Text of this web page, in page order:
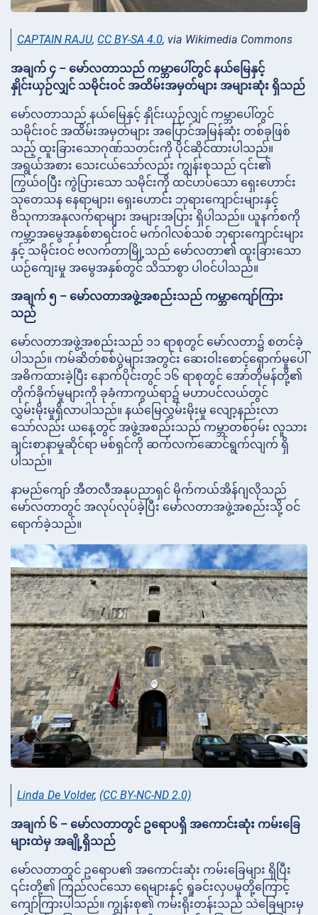
CAPTAIN RAJU, CC BY-SA 4.0, via Wikimedia Commons
အချက် ၄ – မော်လတာသည် ကမ္ဘာပေါ်တွင် နယ်မြေနှင့်
နှိုင်းယှဉ်လျှင် သမိုင်းဝင် အထိမ်းအမှတ်များ အများဆုံး ရှိသည်
မော်လတာသည် နယ်မြေနှင့် နှိုင်းယှဉ်လျှင် ကမ္ဘာပေါ်တွင်
သမိုင်းဝင် အထိမ်းအမှတ်များ အပြောင်အမြန်ဆုံး တစ်ခုဖြစ်
သည့် ထူးခြားသောဂုဏ်သတင်းကို ပိုင်ဆိုင်ထားပါသည်။
အရွယ်အစား သေးငယ်သော်လည်း ကျွန်းစုသည် ၎င်း၏
ကြွယ်ဝပြီး ကွဲပြားသော သမိုင်းကို ထင်ဟပ်သော ရှေးဟောင်း
သုတေသန နေရာများ၊ ရှေးဟောင်း ဘုရားကျောင်းများနှင့်
ဗိသုကာအနုလက်ရာများ အများအပြား ရှိပါသည်။ ယူနက်စကို
ကမ္ဘာ့အမွေအနှစ်စာရင်းဝင် မက်ဂါလစ်သစ် ဘုရားကျောင်းများ
နှင့် သမိုင်းဝင် ဗလက်တာမြို့သည် မော်လတာ၏ ထူးခြားသော
ယဉ်ကျေးမှု အမွေအနှစ်တွင် သိသာစွာ ပါဝင်ပါသည်။
အချက် ၅ – မော်လတာအဖွဲ့အစည်းသည် ကမ္ဘာကျော်ကြား
သည်
မော်လတာအဖွဲ့အစည်းသည် ၁၁ ရာစုတွင် မော်လတာ၌ စတင်ခဲ့
ပါသည်။ ကမ်ဆိတ်စစ်ပွဲများအတွင်း ဆေးဝါးစောင့်ရှောက်မှုပေါ်
အဓိကထားခဲ့ပြီး နောက်ပိုင်းတွင် ၁၆ ရာစုတွင် အော်တိုမန်တို့၏
တိုက်ခိုက်မှုများကို ခုခံကာကွယ်ရာ၌ မဟာပင်လယ်တွင်
လွှမ်းမိုးမှုရှိလာပါသည်။ နယ်မြေလွှမ်းမိုးမှု လျော့နည်းလာ
သော်လည်း ယနေ့တွင် အဖွဲ့အစည်းသည် ကမ္ဘာတစ်ဝှမ်း လူသား
ချင်းစာနာမှုဆိုင်ရာ မစ်ရှင်ကို ဆက်လက်ဆောင်ရွက်လျက် ရှိ
ပါသည်။
နာမည်ကျော် အီတလီအနုပညာရှင် မိုက်ကယ်အိန်ဂျလိုသည်
မော်လတာတွင် အလုပ်လုပ်ခဲ့ပြီး မော်လတာအဖွဲ့အစည်းသို့ ဝင်
ရောက်ခဲ့သည်။
Linda De Volder, (CC BY-NC-ND 2.0)
အချက် ၆ – မော်လတာတွင် ဥရောပရှိ အကောင်းဆုံး ကမ်းခြေ
များထဲမှ အချို့ရှိသည်
မော်လတာတွင် ဥရောပ၏ အကောင်းဆုံး ကမ်းခြေများ ရှိပြီး
၎င်းတို့၏ ကြည်လင်သော ရေများနှင့် ရှုခင်းလှပမှုတို့ကြောင့်
ကျော်ကြားပါသည်။ ကျွန်းစု၏ ကမ်းရိုးတန်းသည် သဲခြေများမှ